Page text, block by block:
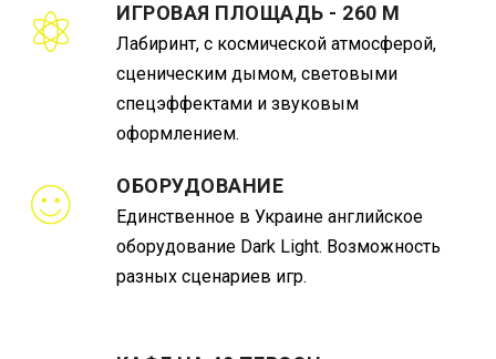
ИГРОВАЯ ПЛОЩАДЬ - 260 М
Лабиринт, с космической атмосферой,
сценическим дымом, световыми
спецэффектами и звуковым
оформлением.
ОБОРУДОВАНИЕ
Единственное в Украине английское
оборудование Dark Light. Возможность
разных сценариев игр.